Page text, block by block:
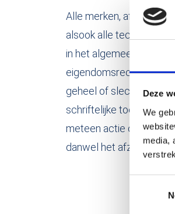
Deze
We
media,
Alle merken,
alsook alle technische
in het algemeen alle
eigendomsrechten.
geheel of slechts een
schriftelijke
meteen actie
danwel het afzien van